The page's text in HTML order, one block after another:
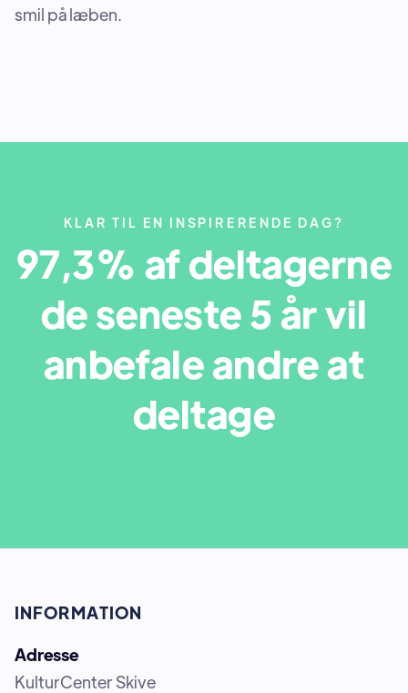
smil på læben.
KLAR TIL EN INSPIRERENDE DAG?
97,3% af deltagerne
de seneste 5 år vil
anbefale andre at
deltage
INFORMATION
Adresse
KulturCenter Skive